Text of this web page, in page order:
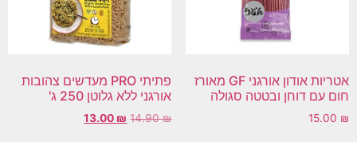
אטריות אודון אורגני GF מאורז
חום עם דוחן ובטטה סגולה
15.00 ₪
פתיתי PRO מעדשים צהובות
אורגני ללא גלוטן 250 ג'
14.90₪
13.00 ₪